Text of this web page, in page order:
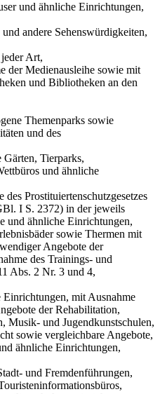
und ähnliche Einrichtungen,
andere Sehenswürdigkeiten,
Art,
der Medienausleihe sowie mit
und Bibliotheken an den
Themenparks sowie
und des
Gärten, Tierparks,
und ähnliche
des Prostituiertenschutzgesetzes
I S. 2372) in der jeweils
und ähnliche Einrichtungen,
sowie Thermen mit
Angebote der
des Trainings- und
Abs. 2 Nr. 3 und 4,
Einrichtungen, mit Ausnahme
der Rehabilitation,
Musik- und Jugendkunstschulen,
sowie vergleichbare Angebote,
ähnliche Einrichtungen,
und Fremdenführungen,